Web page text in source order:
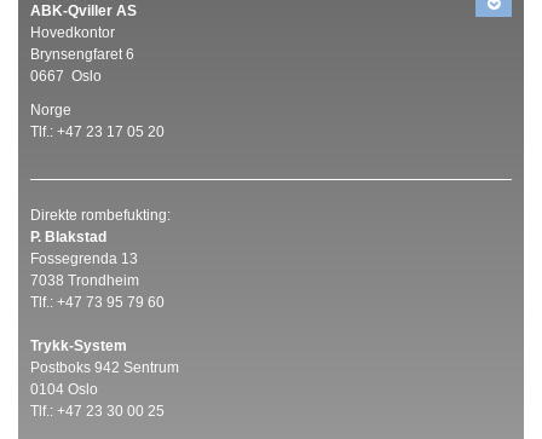
ABK-Qviller AS
Hovedkontor
Brynsengfaret 6
0667 Oslo
Norge
Tlf.: +47 23 17 05 20
Direkte rombefukting:
P. Blakstad
Fossegrenda 13
7038 Trondheim
Tlf.: +47 73 95 79 60
Trykk-System
Postboks 942 Sentrum
0104 Oslo
Tlf.: +47 23 30 00 25